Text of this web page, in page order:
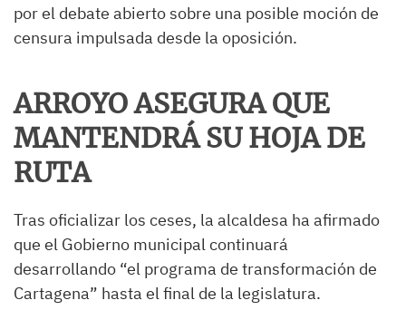
por el debate abierto sobre una posible moción de
censura impulsada desde la oposición.
ARROYO ASEGURA QUE
MANTENDRÁ SU HOJA DE
RUTA
Tras oficializar los ceses, la alcaldesa ha afirmado
que el Gobierno municipal continuará
desarrollando “el programa de transformación de
Cartagena” hasta el final de la legislatura.